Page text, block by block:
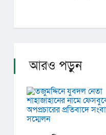
আরও পড়ুন